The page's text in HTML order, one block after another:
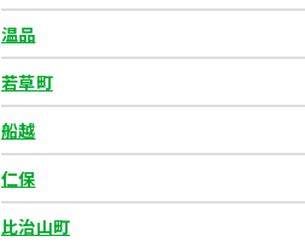
10 中山南五番街駐車場
広島県広島市東区中山南2丁目 5－9
賃料：
温品
若草町
船越
仁保
比治山町